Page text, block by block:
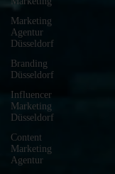
Marketing
Agentur
Düsseldorf
Branding
Düsseldorf
Influencer
Marketing
Düsseldorf
Content
Marketing
Agentur